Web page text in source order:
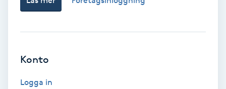
Konto
Logga in